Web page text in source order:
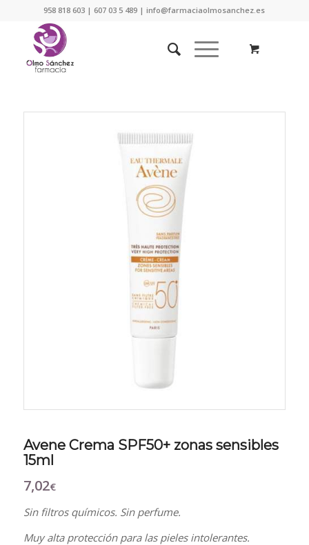
958 818 603 | 607 03 5 489 | info@farmaciaolmosanchez.es
Avene Crema SPF50+ zonas sensibles
15ml
7,02€
Sin filtros químicos. Sin perfume.
Muy alta protección para las pieles intolerantes.